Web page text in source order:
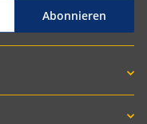
Abonnieren